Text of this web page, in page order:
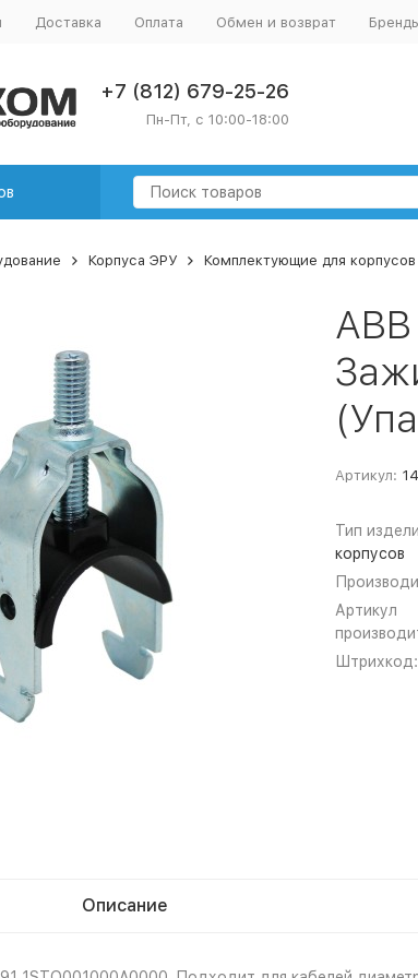
Доставка Оплата Обмен и возврат
+7 (812) 679-25-26
Пн-Пт, с 10:00-18:00
Корпуса ЭРУ Комплектующие для корпусов
Артикул:
Тип
корпусов
Артикул
Штрихкод:
Описание